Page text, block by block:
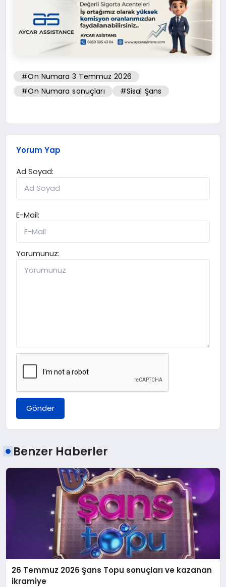
#On Numara 3 Temmuz 2026
#On Numara sonuçları
#Sisal Şans
Yorum Yap
Ad Soyad:
E-Mail:
Yorumunuz:
Gönder
Benzer Haberler
26 Temmuz 2026 Şans Topu sonuçları ve kazanan
ikramiye